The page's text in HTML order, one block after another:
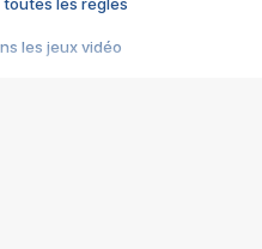
les jeux vidéo